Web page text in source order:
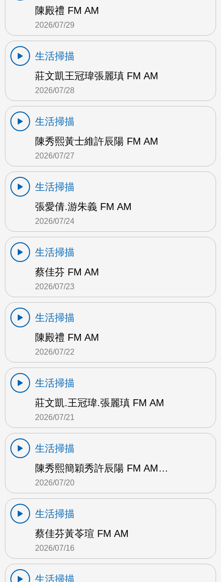
陳殿禮 FM AM
2026/07/29
生活掃描
莊文凱王冠瑋張麗瑱 FM AM
2026/07/28
生活掃描
陳秀熙黃士維許辰陽 FM AM
2026/07/27
生活掃描
張愛倩.游朱義 FM AM
2026/07/24
生活掃描
蔡佳芬 FM AM
2026/07/23
生活掃描
陳殿禮 FM AM
2026/07/22
生活掃描
莊文凱.王冠瑋.張麗瑱 FM AM
2026/07/21
生活掃描
陳秀熙簡穎秀許辰陽 FM AM…
2026/07/20
生活掃描
蔡佳芬黃苓瑄 FM AM
2026/07/16
生活掃描